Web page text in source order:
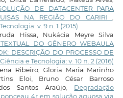
DE DATACENTER PARA
NA REGIÃO DO CARIRI,
v. 9 n. 1 (2015)
Hissa, Nukácia Meyre Silva
DO GÊNERO WEBAULA
DESCRIÇÃO DO PROCESSO DE
e Tecnologia: v. 10 n. 2 (2016)
Ribeiro, Gloria Maria Marinho
Eloi, Bruno César Barroso
Santos Araújo, Degradação
4r em solução aquosa via